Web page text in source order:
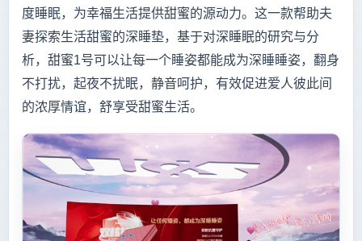
度睡眠，为幸福生活提供甜蜜的源动力。这一款帮助夫
妻探索生活甜蜜的深睡垫，基于对深睡眠的研究与分
析，甜蜜1号可以让每一个睡姿都能成为深睡睡姿，翻身
不打扰，起夜不扰眠，静音呵护，有效促进爱人彼此间
的浓厚情谊，舒享受甜蜜生活。